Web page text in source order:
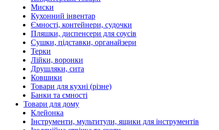
Миски
Кухонний інвентар
Ємності, контейнери, судочки
Пляшки, диспенсери для соусів
Сушки, підставки, органайзери
Терки
Лійки, воронки
Друшляки, сита
Ковшики
Товари для кухні (різне)
Банки та ємності
Товари для дому
Клейонка
Інструменти, мультитули, ящики для інструментів